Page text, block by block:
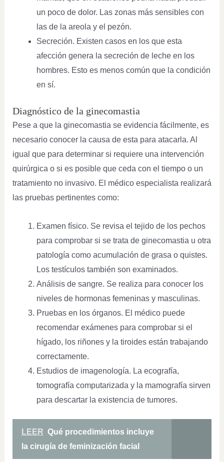
un poco de dolor. Las zonas más sensibles con
las de la areola y el pezón.
Secreción. Existen casos en los que esta
afección genera la secreción de leche en los
hombres. Esto es menos común que la condición
en sí.
Diagnóstico de la ginecomastia
Pese a que la ginecomastia se evidencia fácilmente, es
necesario conocer la causa de esta para atacarla. Al
igual que para determinar si requiere una intervención
quirúrgica o si es posible que ceda con el tiempo o un
tratamiento no invasivo. El médico especialista realizará
las pruebas pertinentes como:
Examen físico. Se revisa el tejido de los pechos
para comprobar si se trata de ginecomastia u otra
patología como acumulación de grasa o quistes.
Los testículos también son examinados.
Análisis de sangre. Se realiza para conocer los
niveles de hormonas femeninas y masculinas.
Pruebas en los órganos. El médico puede
recomendar exámenes para comprobar si el
hígado, los riñones y la tiroides están trabajando
correctamente.
Estudios de imagenología. La ecografía,
tomografía computarizada y la mamografía sirven
para descartar la existencia de tumores.
LEER Qué procedimientos incluye
la cirugía de feminización facial